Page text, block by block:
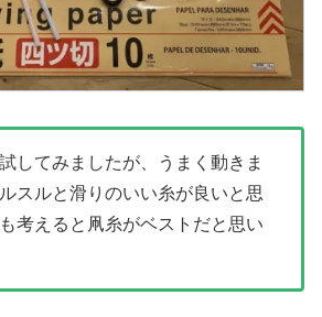
してみましたが、うまく動きま
スルと滑りのいい糸が良いと思
考えると凧糸がベストだと思い